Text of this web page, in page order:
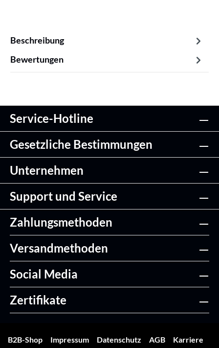
Beschreibung
Bewertungen
Service-Hotline
Gesetzliche Bestimmungen
Unternehmen
Support und Service
Zahlungsmethoden
Versandmethoden
Social Media
Zertifikate
B2B-Shop Impressum Datenschutz AGB Karriere